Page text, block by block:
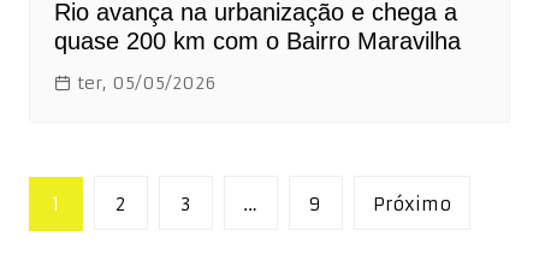
Rio avança na urbanização e chega a
quase 200 km com o Bairro Maravilha
ter, 05/05/2026
Paginação
de
1 2 3 … 9 Próximo